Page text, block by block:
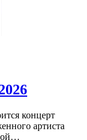
концерт
артиста